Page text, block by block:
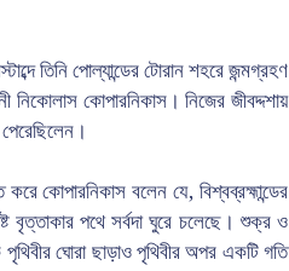
তিনি পোল্যান্ডের টোরান শহরে জন্মগ্রহণ
নিকোলাস কোপারনিকাস। নিজের জীবদ্দশায়
কোপারনিকাস বলেন যে, বিশ্বব্রহ্মান্ডের
বৃত্তাকার পথে সর্বদা ঘুরে চলেছে। শুক্র ও
পৃথিবীর ঘোরা ছাড়াও পৃথিবীর অপর একটি গতি